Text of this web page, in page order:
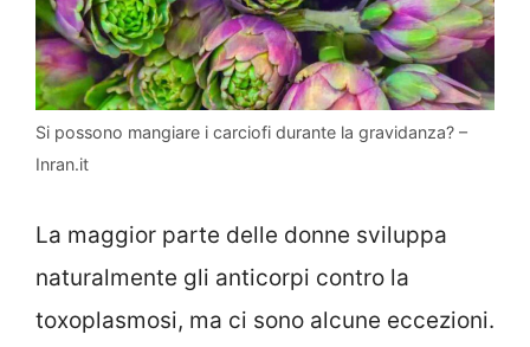
Si possono mangiare i carciofi durante la gravidanza? –
Inran.it
La maggior parte delle donne sviluppa
naturalmente gli anticorpi contro la
toxoplasmosi, ma ci sono alcune eccezioni.